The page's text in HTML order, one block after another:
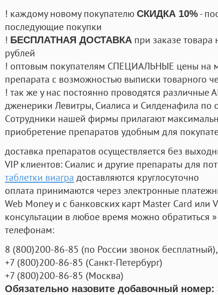
! каждому новому покупателю СКИДКА 10%-
последующие покупки
! БЕСПЛАТНАЯ ДОСТАВКА при заказе
рублей
! оптовым покупателям СПЕЦИАЛЬНЫЕ цены на
препарата с возможностью выписки товарного
! так же у нас постоянно проводятся
дженерики Левитры, Сиалиса и Силденафила по
Cотрудники нашей фирмы прилагают
приобретение препаратов удобным для
доставка препаратов осуществляется без
VIP клиентов: Сиалис и другие препараты для
таблетки виагра доставляются круглосуточно
оплата принимаются через электронные
Web Money и с банковских карт Master Card или
консультации в любое время можно обратиться
телефонам:
8 (800)200-86-85 (по России звонок бесплатный),
+7 (800)200-86-85 (Санкт-Петербург)
+7 (800)200-86-85 (Москва)
Обязательно назовите добавочный номер: